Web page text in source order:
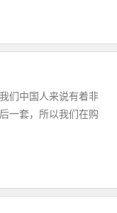
们中国人来说有着非
一套，所以我们在购